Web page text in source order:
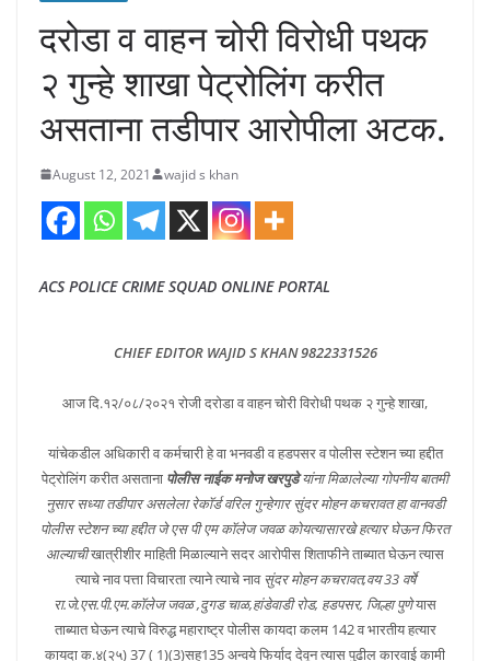
दरोडा व वाहन चोरी विरोधी पथक
२ गुन्हे शाखा पेट्रोलिंग करीत
असताना तडीपार आरोपीला अटक.
August 12, 2021 wajid s khan
ACS POLICE CRIME SQUAD ONLINE PORTAL
CHIEF EDITOR WAJID S KHAN 9822331526
आज दि.१२/०८/२०२१ रोजी दरोडा व वाहन चोरी विरोधी पथक २ गुन्हे शाखा,
यांचेकडील अधिकारी व कर्मचारी हे वा भनवडी व हडपसर व पोलीस स्टेशन च्या हद्दीत
पेट्रोलिंग करीत असताना पोलीस नाईक मनोज खरपुडेयांना मिळालेल्या गोपनीय बातमी
नुसार सध्या तडीपार असलेला रेकॉर्ड वरिल गुन्हेगार सुंदर मोहन कचरावत हा वानवडी
पोलीस स्टेशन च्या हद्दीत जे एस पी एम कॉलेज जवळ कोयत्यासारखे हत्यार घेऊन फिरत
आल्याचीखात्रीशीर माहिती मिळाल्याने सदर आरोपीस शिताफीने ताब्यात घेऊन त्यास
त्याचे नाव पत्ता विचारता त्याने त्याचे नावसुंदर मोहन कचरावत,वय 33 वर्षे
रा.जे.एस.पी.एम.कॉलेज जवळ ,दुगड चाळ,हांडेवाडी रोड, हडपसर, जिल्हा पुणेयास
ताब्यात घेऊन त्याचे विरुद्ध महाराष्ट्र पोलीस कायदा कलम 142 व भारतीय हत्यार
कायदा क.४(२५) 37 ( 1)(3)सह135 अन्वये फिर्याद देवून त्यास पुढील कारवाई कामी